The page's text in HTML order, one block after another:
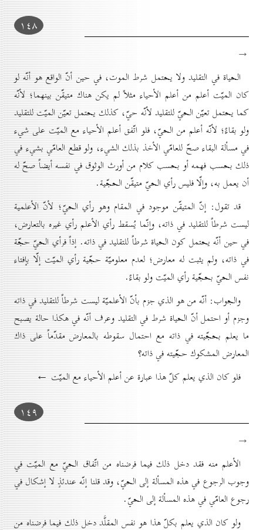
۱٤۸
→
الحياة في التقليد ولا يحتمل شرط الموت، في حين أنّ الواقع هو أنّه لو
كان الميّت أعلم من أعلم الأحياء مثلاً لم يكن هناك متيقّن بينهما؛ لأنّه
كما يحتمل تعيّن الحيّ للتقليد لأنّه حيّ، كذلك يحتمل تعيّن الميّت للتقليد
ولو بقاءً؛ لأنّه أعلم من الحيّ، فلو اتّفق أعلم الأحياء مع الميّت على شيء
في مسألة البقاء صحّ للعامّي الأخذ بذلك الشيء، ولو قطع العامّي بشيء في
ذلك بحسب فهمه أو بحسب كلام من أورث الوثوق في نفسه أيضاً صحّ له
أن يعمل به، وإلّا فليس رأي الحيّ متيقّن الحجّية.
قد تقول: إنّ المتيقّن موجود في المقام وهو رأي الحيّ؛ لأنّ الأعلمية
ليست شرطاً للتقليد في ذاته، وإنّما يُسقط رأي الأعلم رأي غيره بالتعارض،
في حين أنّه يحتمل كون الحياة شرطاً للتقليد في ذاته. إذاً فرأي الحيّ حجّة
في ذاته، ولم يثبت له معارض؛ لعدم معلوميّة حجّية رأي الميّت إلّا بإفتاء
نفس الحيّ بحجّية رأي الميّت ولو بقاءً.
والجواب: أنّه من هو الذي جزم بأنّ الأعلميّة ليست شرطاً للتقليد في ذاته
وجزم أو احتمل أنّ الحياة شرط في التقليد وعرف أنّه في هكذا حالة يصبح
ما يعلم بحجّيته في ذاته مع احتمال سقوطه بالمعارض مقدّماً على ذاك
المعارض المشكوك حجّيته في ذاته؟
فلو كان الذي يعلم كلّ هذا عبارة عن أعلم الأحياء مع الميّت ←
۱٤۹
→
الأعلم منه فقد دخل ذلك فيما فرضناه من اتّفاق الحيّ مع الميّت في
وجوب الرجوع في هذه المسألة إلى الحيّ، وقد قلنا إنّه عندئذٍ لا إشكال في
رجوع العامّي في هذه المسألة إلى الحيّ.
ولو كان الذي يعلم بكلّ هذا هو نفس المقلَّد دخل ذلك فيما فرضناه من